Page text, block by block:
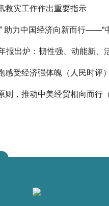
救灾工作作出重要指示
助力中国经济向新而行——“
报出炉：韧性强、动能新、
感受经济强体魄（人民时评）
则，推动中美经贸相向而行